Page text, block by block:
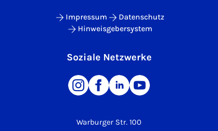
Warburger Str. 100
Impressum
Datenschutz
Hinweisgebersystem
Soziale Netzwerke